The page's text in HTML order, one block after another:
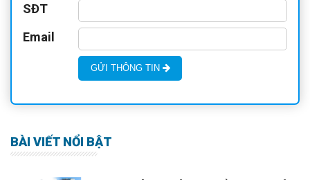
SĐT
Email
GỬI THÔNG TIN
BÀI VIẾT NỔI BẬT